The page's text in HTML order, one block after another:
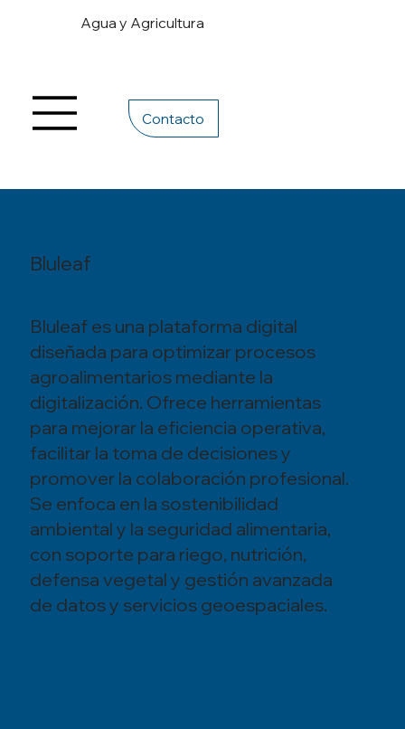
Agua y Agricultura
Contacto
Bluleaf
Bluleaf es una plataforma digital
diseñada para optimizar procesos
agroalimentarios mediante la
digitalización. Ofrece herramientas
para mejorar la eficiencia operativa,
facilitar la toma de decisiones y
promover la colaboración profesional.
Se enfoca en la sostenibilidad
ambiental y la seguridad alimentaria,
con soporte para riego, nutrición,
defensa vegetal y gestión avanzada
de datos y servicios geoespaciales.